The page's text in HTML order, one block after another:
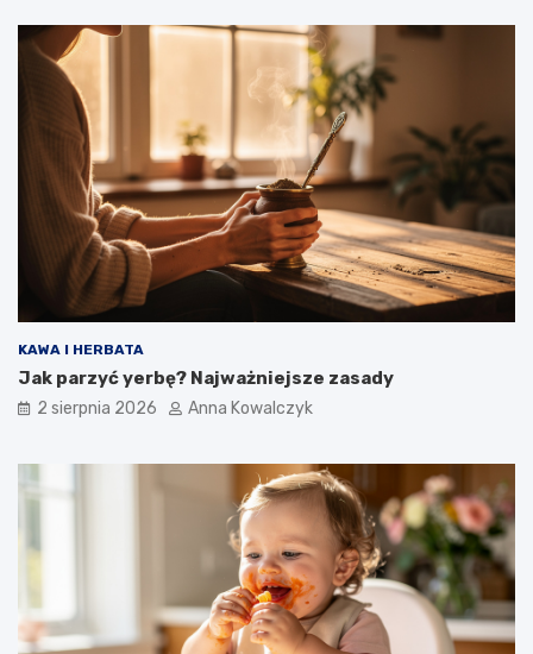
KAWA I HERBATA
Jak parzyć yerbę? Najważniejsze zasady
2 sierpnia 2026 Anna Kowalczyk